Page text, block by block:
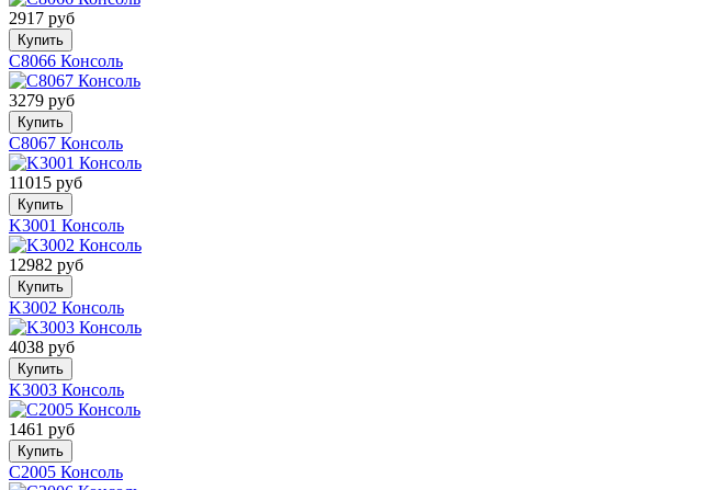
2917 руб
Купить
C8066 Консоль
3279 руб
Купить
C8067 Консоль
11015 руб
Купить
K3001 Консоль
12982 руб
Купить
K3002 Консоль
4038 руб
Купить
K3003 Консоль
1461 руб
Купить
C2005 Консоль